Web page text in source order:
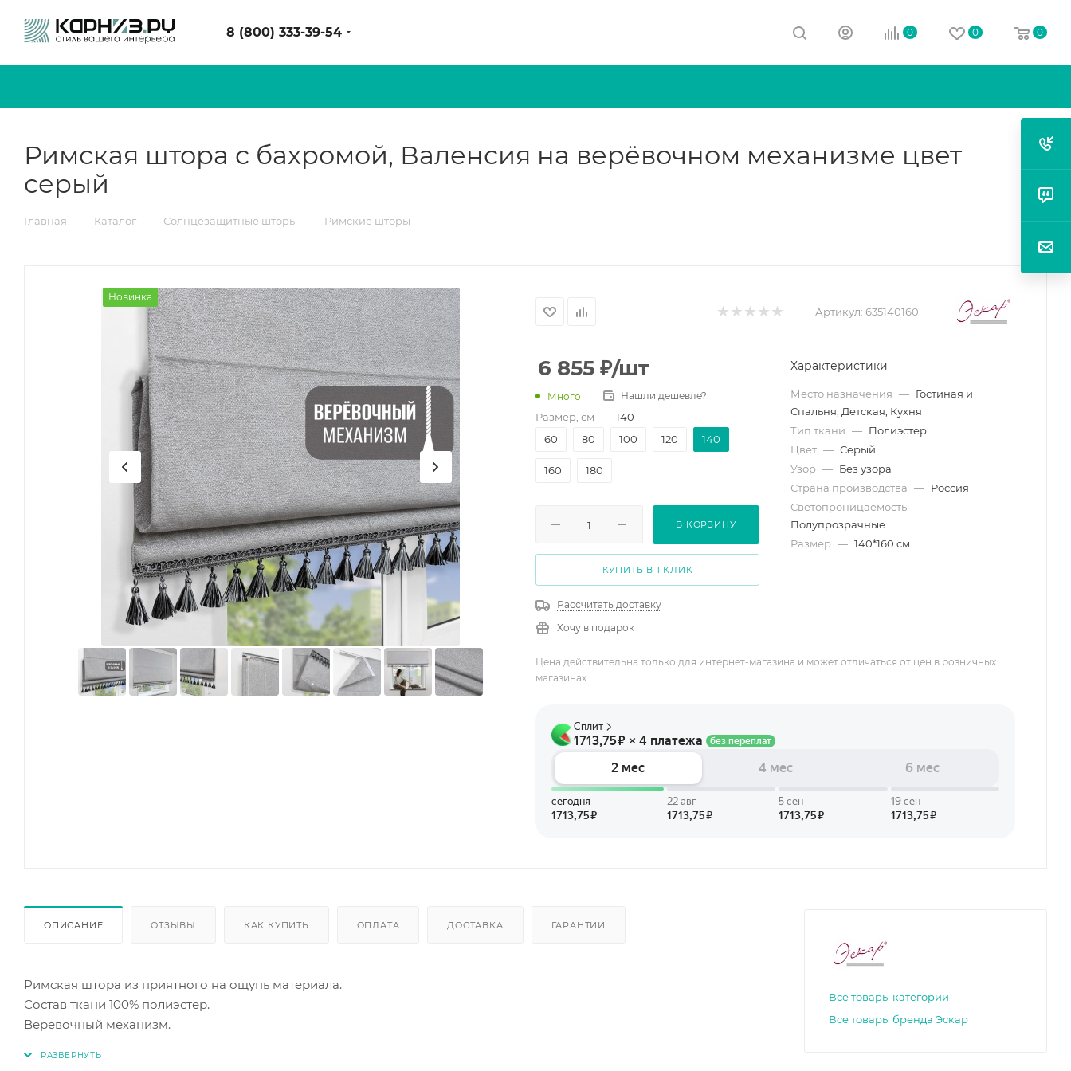
8 (800) 333-39-54 0 0 0
Римская штора с бахромой, Валенсия на верёвочном механизме цвет
серый
Главная — Каталог — Солнцезащитные шторы — Римские шторы
Новинка
Артикул: 635140160
6 855 ₽/шт
Много Нашли дешевле?
Размер, см — 140
60
80 100 120 140
160 180
В КОРЗИНУ
КУПИТЬ В 1 КЛИК
Рассчитать доставку
Хочу в подарок
Характеристики
Место назначения — Гостиная и
Спальня, Детская, Кухня
Тип ткани — Полиэстер
Цвет — Серый
Узор — Без узора
Страна производства — Россия
Светопроницаемость —
Полупрозрачные
Размер — 140*160 см
Цена действительна только для интернет-магазина и может отличаться от цен в розничных
магазинах
ОПИСАНИЕ ОТЗЫВЫ КАК КУПИТЬ ОПЛАТА ДОСТАВКА ГАРАНТИИ
Римская штора из приятного на ощупь материала.
Состав ткани 100% полиэстер.
Веревочный механизм.
Все товары категории
Все товары бренда Эскар